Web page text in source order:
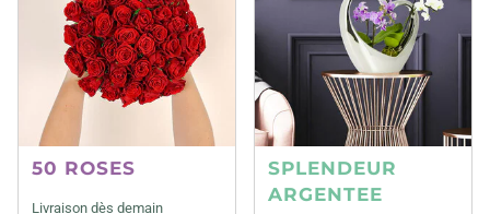
50 ROSES
Livraison dès demain
SPLENDEUR
ARGENTEE